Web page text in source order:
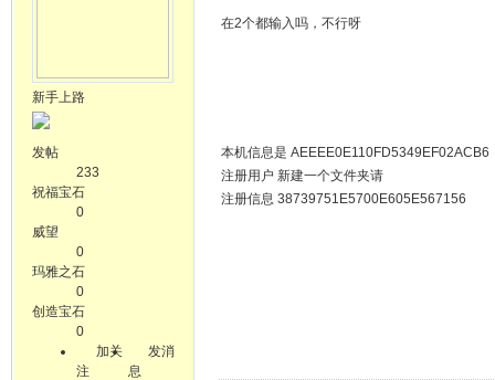
新手上路
发帖
233
祝福宝石
0
威望
0
玛雅之石
0
创造宝石
0
加关
注
发消
息
在2个都输入吗，不行呀
本机信息是 AEEEE0E110FD5349EF02ACB6
注册用户 新建一个文件夹请
注册信息 38739751E5700E605E567156